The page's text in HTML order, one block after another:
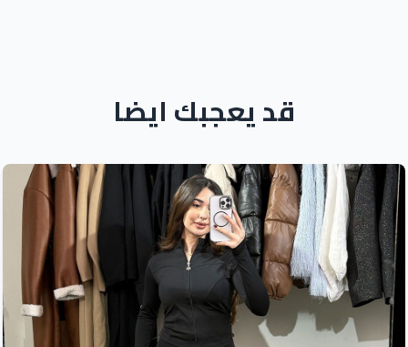
قد يعجبك ايضا